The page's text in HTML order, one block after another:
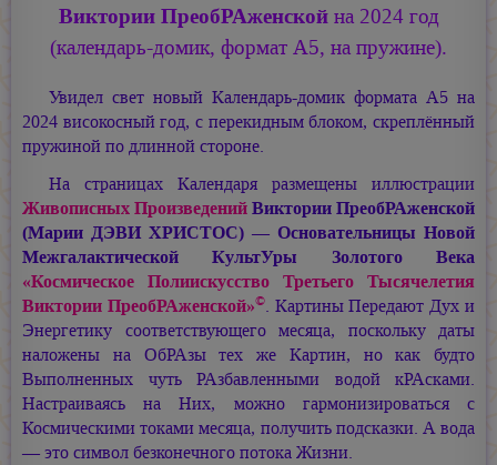
Виктории ПреобРАженскойна 2024 год
(календарь-домик, формат А5, на пружине).
Увидел свет новый Календарь-домик формата А5 на
2024 високосный год, с перекидным блоком, скреплённый
пружиной по длинной стороне.
На страницах Календаря размещены иллюстрации
Живописных ПроизведенийВиктории ПреобРАженской
(Марии ДЭВИ ХРИСТОС) — Основательницы Новой
Межгалактической КультУры Золотого Века
«Космическое Полиискусство Третьего Тысячелетия
Виктории ПреобРАженской»©. Картины Передают Дух и
Энергетику соответствующего месяца, поскольку даты
наложены на ОбРАзы тех же Картин, но как будто
Выполненных чуть РАзбавленными водой кРАсками.
Настраиваясь на Них, можно гармонизироваться с
Космическими токами месяца, получить подсказки. А вода
— это символ безконечного потока Жизни.